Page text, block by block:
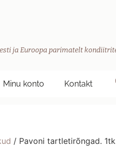
ja Euroopa parimatelt
Minu konto Kontakt
/ Pavoni tartletirõngad.